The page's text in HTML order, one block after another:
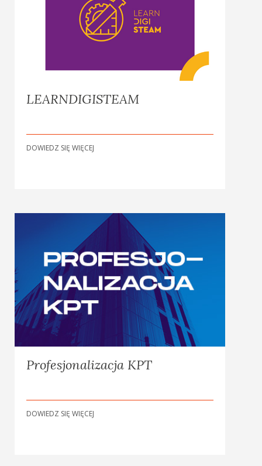
LEARNDIGISTEAM
DOWIEDZ SIĘ WIĘCEJ
Profesjonalizacja KPT
DOWIEDZ SIĘ WIĘCEJ